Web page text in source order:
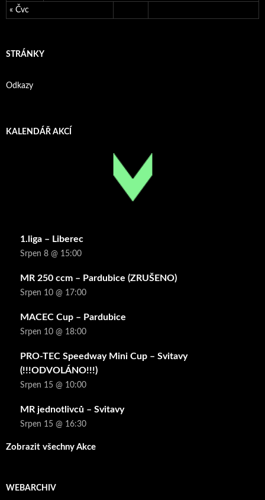
« Čvc
STRÁNKY
Odkazy
KALENDÁŘ AKCÍ
1.liga – Liberec
Srpen 8 @ 15:00
MR 250 ccm – Pardubice (ZRUŠENO)
Srpen 10 @ 17:00
MACEC Cup – Pardubice
Srpen 10 @ 18:00
PRO-TEC Speedway Mini Cup – Svitavy
(!!!ODVOLÁNO!!!)
Srpen 15 @ 10:00
MR jednotlivců – Svitavy
Srpen 15 @ 16:30
Zobrazit všechny Akce
WEBARCHIV